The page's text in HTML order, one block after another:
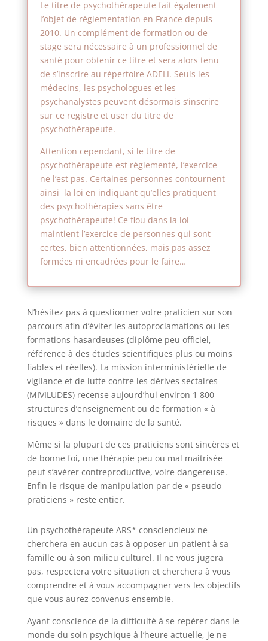
Le titre de psychothérapeute fait également
l’objet de réglementation en France depuis
2010. Un complément de formation ou de
stage sera nécessaire à un professionnel de
santé pour obtenir ce titre et sera alors tenu
de s’inscrire au répertoire ADELI. Seuls les
médecins, les psychologues et les
psychanalystes peuvent désormais s’inscrire
sur ce registre et user du titre de
psychothérapeute.
Attention cependant, si le titre de
psychothérapeute est réglementé, l’exercice
ne l’est pas. Certaines personnes contournent
ainsi la loi en indiquant qu’elles pratiquent
des psychothérapies sans être
psychothérapeute! Ce flou dans la loi
maintient l’exercice de personnes qui sont
certes, bien attentionnées, mais pas assez
formées ni encadrées pour le faire…
N’hésitez pas à questionner votre praticien sur son
parcours afin d’éviter les autoproclamations ou les
formations hasardeuses (diplôme peu officiel,
référence à des études scientifiques plus ou moins
fiables et réelles). La mission interministérielle de
vigilance et de lutte contre les dérives sectaires
(MIVILUDES) recense aujourd’hui environ 1 800
structures d’enseignement ou de formation « à
risques » dans le domaine de la santé.
Même si la plupart de ces praticiens sont sincères et
de bonne foi, une thérapie peu ou mal maitrisée
peut s’avérer contreproductive, voire dangereuse.
Enfin le risque de manipulation par de « pseudo
praticiens » reste entier.
Un psychothérapeute ARS* consciencieux ne
cherchera en aucun cas à opposer un patient à sa
famille ou à son milieu culturel. Il ne vous jugera
pas, respectera votre situation et cherchera à vous
comprendre et à vous accompagner vers les objectifs
que vous aurez convenus ensemble.
Ayant conscience de la difficulté à se repérer dans le
monde du soin psychique à l’heure actuelle, je ne